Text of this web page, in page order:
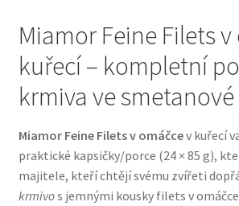
Vše pro psy — Krmivo, doplňky, vybavení
Boudy a výběhy
Bozita pro psy — Švédské krmivo s
Brit pro psy
Miamor Feine Filets
kuřecí – kompletní
krmiva ve
Miamor Feine Filets v omáčcev kuřecí
praktické kapsičky/porce (24 × 85 g),
majitele, kteří chtějí svému zvířeti
krmivos jemnými kousky filets v